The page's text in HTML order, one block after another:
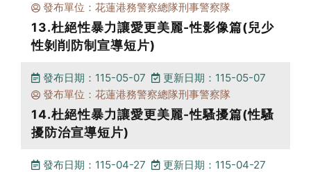
發布單位：花蓮港務警察總隊刑事警察隊
13.杜絕性暴力讓愛更美麗-性影像篇(兒少
性剝削防制宣導短片)
發布日期：115-05-07
更新日期：115-05-07
發布單位：花蓮港務警察總隊刑事警察隊
14.杜絕性暴力讓愛更美麗-性騷擾篇(性騷
擾防治宣導短片)
發布日期：115-04-27
更新日期：115-04-27